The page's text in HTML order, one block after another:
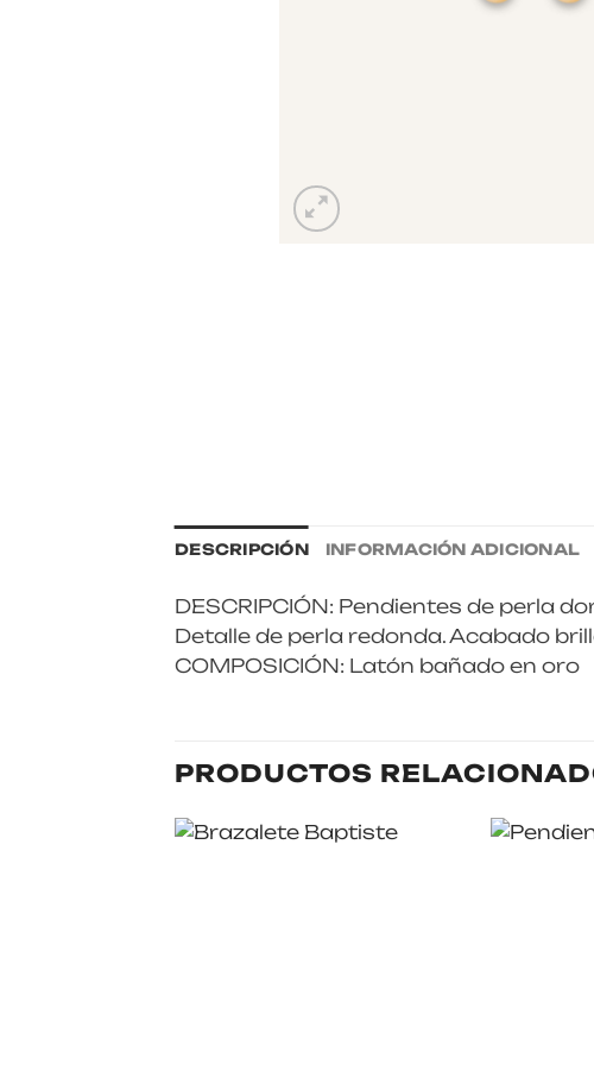
DESCRIPCIÓN INFORMACIÓN ADICIONAL
DESCRIPCIÓN: Pendientes de perla
Detalle de perla redonda. Acabado
COMPOSICIÓN: Latón bañado en oro
PRODUCTOS